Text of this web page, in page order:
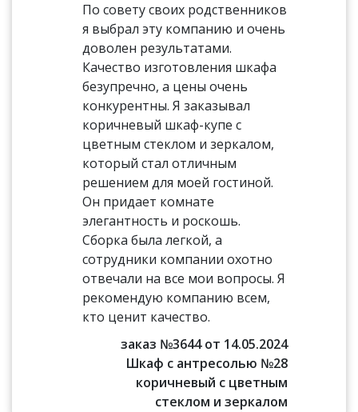
По совету своих родственников
я выбрал эту компанию и очень
доволен результатами.
Качество изготовления шкафа
безупречно, а цены очень
конкурентны. Я заказывал
коричневый шкаф-купе с
цветным стеклом и зеркалом,
который стал отличным
решением для моей гостиной.
Он придает комнате
элегантность и роскошь.
Сборка была легкой, а
сотрудники компании охотно
отвечали на все мои вопросы. Я
рекомендую компанию всем,
кто ценит качество.
заказ №3644 от 14.05.2024
Шкаф с антресолью №28
коричневый с цветным
стеклом и зеркалом